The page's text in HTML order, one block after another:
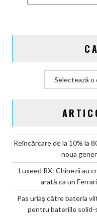
Reîncărcare de la 10% la
noua
Luxeed RX: Chinezii au
arată ca un
Pas uriaș către bateria
pentru bateriile solid-